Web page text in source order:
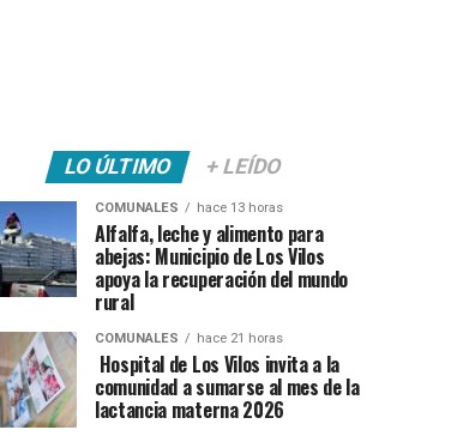
LO ÚLTIMO + LEÍDO
COMUNALES hace 13 horas
Alfalfa, leche y alimento para
abejas: Municipio de Los Vilos
apoya la recuperación del mundo
rural
COMUNALES hace 21 horas
Hospital de Los Vilos invita a la
comunidad a sumarse al mes de la
lactancia materna 2026